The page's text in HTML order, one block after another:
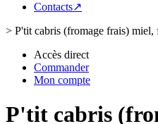
Contacts↗
> P'tit cabris (fromage frais) miel,
Accès direct
Commander
Mon compte
P'tit cabris